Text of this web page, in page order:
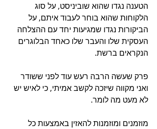
הטענה נגדו שהוא שוביניסט, על סוג
הלקוחות שהוא בוחר לעבוד איתם, על
הביקורות נגדו שמגיעות יחד עם ההצלחה
העסקית שלו והעבר שלו כאחד הבלוגרים
הנקראים ברשת.
פרק שעשה הרבה רעש עוד לפני ששודר
ואני מקווה שיזכה לקשב אמיתי, כי לאיש יש
לא מעט מה לומר.
מוזמנים ומוזמנות להאזין באמצעות כל